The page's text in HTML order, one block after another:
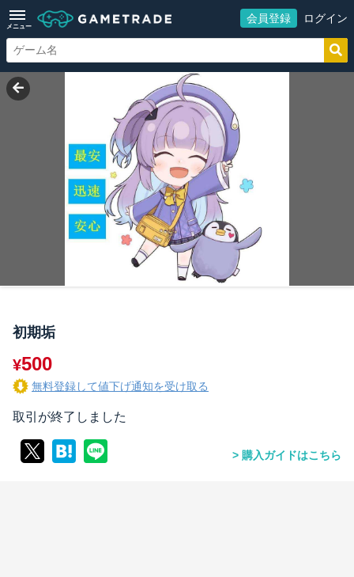
メニュー
会員登録 ログイン
初期垢
¥500
無料登録して値下げ通知を受け取る
取引が終了しました
購入ガイドはこちら